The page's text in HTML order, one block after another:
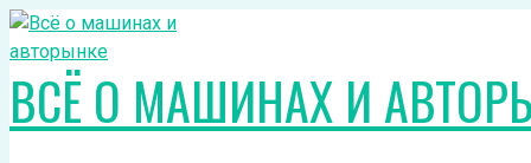
Перейти
к
контенту
ВСЁ О МАШИНАХ И